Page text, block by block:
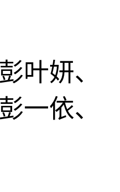
叶妍、
一依、